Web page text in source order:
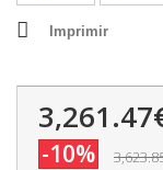
Imprimir
-10%